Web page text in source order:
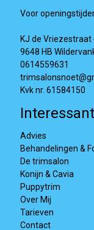
Voor
KJ de Vriezestraat
9648 HB
0614559631
Kvk nr. 61584150
Advies
Behandelingen &
De trimsalon
Konijn & Cavia
Puppytrim
Over Mij
Tarieven
Contact